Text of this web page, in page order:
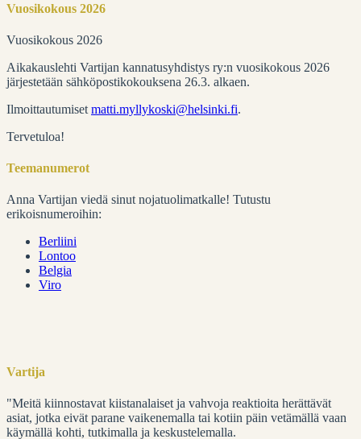
Vuosikokous 2026
Vuosikokous 2026
Aikakauslehti Vartijan kannatusyhdistys ry:n vuosikokous 2026
järjestetään sähköpostikokouksena 26.3. alkaen.
Ilmoittautumiset matti.myllykoski@helsinki.fi.
Tervetuloa!
Teemanumerot
Anna Vartijan viedä sinut nojatuolimatkalle! Tutustu
erikoisnumeroihin:
Berliini
Lontoo
Belgia
Viro
Vartija
"Meitä kiinnostavat kiistanalaiset ja vahvoja reaktioita herättävät
asiat, jotka eivät parane vaikenemalla tai kotiin päin vetämällä vaan
käymällä kohti, tutkimalla ja keskustelemalla.